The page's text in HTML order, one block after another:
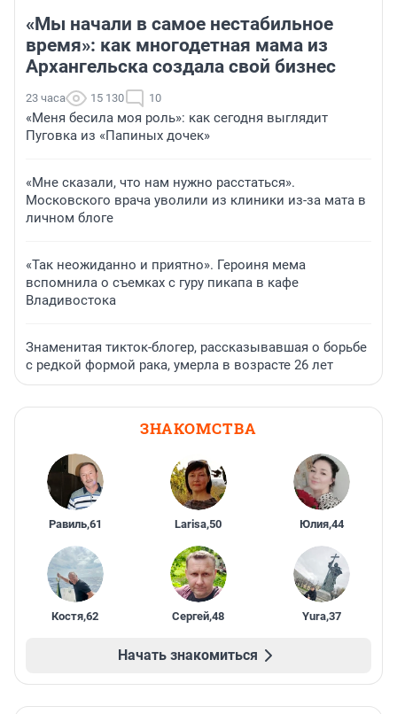
«Мы начали в самое нестабильное
время»: как многодетная мама из
Архангельска создала свой бизнес
23 часа 15 130 10
«Меня бесила моя роль»: как сегодня выглядит
Пуговка из «Папиных дочек»
«Мне сказали, что нам нужно расстаться».
Московского врача уволили из клиники из-за мата в
личном блоге
«Так неожиданно и приятно». Героиня мема
вспомнила о съемках с гуру пикапа в кафе
Владивостока
Знаменитая тикток-блогер, рассказывавшая о борьбе
с редкой формой рака, умерла в возрасте 26 лет
ЗНАКОМСТВА
Равиль,61 Larisa,50 Юлия,44
Костя,62 Сергей,48 Yura,37
Начать знакомиться